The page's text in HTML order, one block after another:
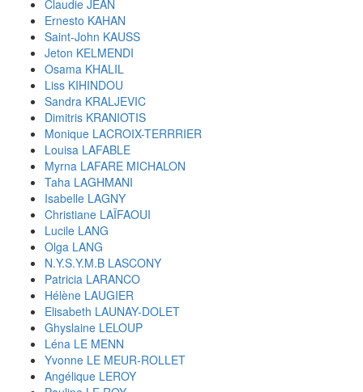
Claudie JEAN
Ernesto KAHAN
Saint-John KAUSS
Jeton KELMENDI
Osama KHALIL
Liss KIHINDOU
Sandra KRALJEVIC
Dimitris KRANIOTIS
Monique LACROIX-TERRRIER
Louisa LAFABLE
Myrna LAFARE MICHALON
Taha LAGHMANI
Isabelle LAGNY
Christiane LAÏFAOUI
Lucile LANG
Olga LANG
N.Y.S.Y.M.B LASCONY
Patricia LARANCO
Hélène LAUGIER
Elisabeth LAUNAY-DOLET
Ghyslaine LELOUP
Léna LE MENN
Yvonne LE MEUR-ROLLET
Angélique LEROY